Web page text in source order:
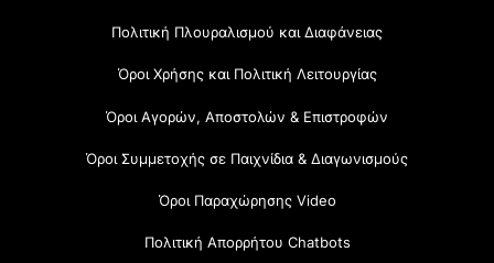
Πολιτική Πλουραλισμού και Διαφάνειας
Όροι Χρήσης και Πολιτική Λειτουργίας
Όροι Αγορών, Αποστολών & Επιστροφών
Όροι Συμμετοχής σε Παιχνίδια & Διαγωνισμούς
Όροι Παραχώρησης Video
Πολιτική Απορρήτου Chatbots